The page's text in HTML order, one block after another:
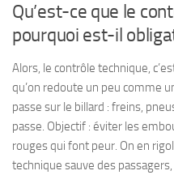
Qu’est-ce que le
pourquoi est-il
Alors, le contrôle technique,
qu’on redoute un peu comme
passe sur le billard : freins,
passe. Objectif : éviter les
rouges qui font peur. On en
technique sauve des